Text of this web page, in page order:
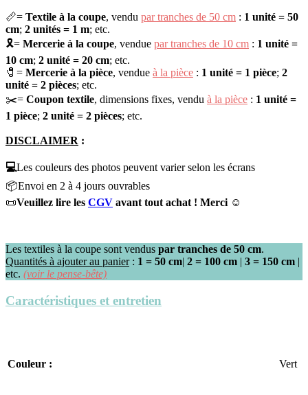
📏= Textile à la coupe, vendu par tranches de 50 cm : 1 unité = 50
cm; 2 unités = 1 m; etc.
🎗️= Mercerie à la coupe, vendue par tranches de 10 cm : 1 unité =
10 cm; 2 unité = 20 cm; etc.
🧷 = Mercerie à la pièce, vendue à la pièce : 1 unité = 1 pièce; 2
unité = 2 pièces; etc.
✂️= Coupon textile, dimensions fixes, vendu à la pièce : 1 unité =
1 pièce; 2 unité = 2 pièces; etc.
DISCLAIMER :
💻Les couleurs des photos peuvent varier selon les écrans
📦Envoi en 2 à 4 jours ouvrables
📜Veuillez lire les C​GV avant tout achat ! Merci ☺️
Les textiles à la coupe sont vendus par tranches de 50 cm.
Quantités à ajouter au panier: 1 = 50 cm| 2 = 100 cm | 3 = 150 cm |
etc. (voir le pense-bête)
Caractéristiques et entretien
Couleur : Vert